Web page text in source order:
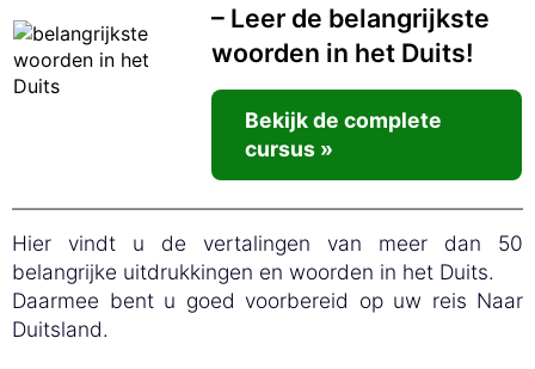
– Leer de belangrijkste
woorden in het Duits!
Bekijk de complete
cursus »
Hier vindt u de vertalingen van meer dan 50
belangrijke uitdrukkingen en woorden in het Duits.
Daarmee bent u goed voorbereid op uw reis Naar
Duitsland.